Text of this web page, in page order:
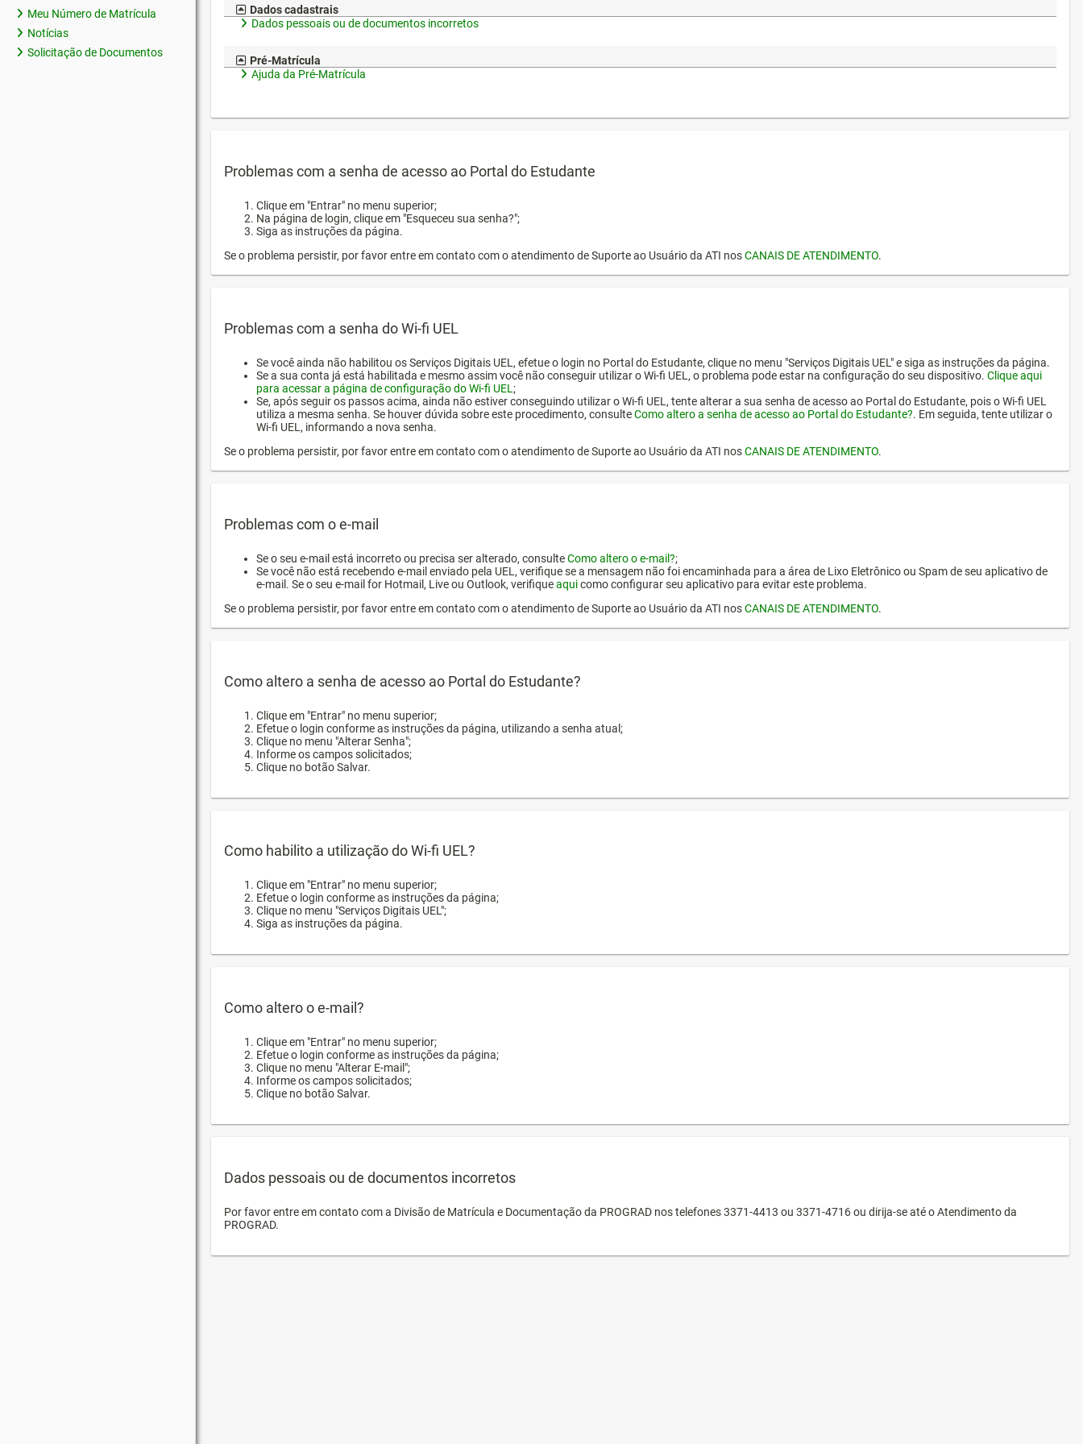
Meu Número de Matrícula
Notícias
Solicitação de Documentos
Dados cadastrais
Dados pessoais ou de documentos incorretos
Pré-Matrícula
Ajuda da Pré-Matrícula
Problemas com a senha de acesso ao Portal do Estudante
Clique em "Entrar" no menu superior;
Na página de login, clique em "Esqueceu sua senha?";
Siga as instruções da página.
Se o problema persistir, por favor entre em contato com o atendimento de Suporte ao Usuário da ATI nosCANAIS DE ATENDIMENTO.
Problemas com a senha do Wi-fi UEL
Se você ainda não habilitou os Serviços Digitais UEL, efetue o login no Portal do Estudante, clique no menu "Serviços Digitais UEL" e siga as instruções da página.
Se a sua conta já está habilitada e mesmo assim você não conseguir utilizar o Wi-fi UEL, o problema pode estar na configuração do seu dispositivo. Clique aqui
para acessar a página de configuração do Wi-fi UEL ;
Se, após seguir os passos acima, ainda não estiver conseguindo utilizar o Wi-fi UEL, tente alterar a sua senha de acesso ao Portal do Estudante, pois o Wi-fi UEL
utiliza a mesma senha. Se houver dúvida sobre este procedimento, consulteComo altero a senha de acesso ao Portal do Estudante?. Em seguida, tente utilizar o
Wi-fi UEL, informando a nova senha.
Se o problema persistir, por favor entre em contato com o atendimento de Suporte ao Usuário da ATI nosCANAIS DE ATENDIMENTO.
Problemas com o e-mail
Se o seu e-mail está incorreto ou precisa ser alterado, consulteComo altero o e-mail?;
Se você não está recebendo e-mail enviado pela UEL, verifique se a mensagem não foi encaminhada para a área de Lixo Eletrônico ou Spam de seu aplicativo de
e-mail. Se o seu e-mail for Hotmail, Live ou Outlook, verifiqueaquicomo configurar seu aplicativo para evitar este problema.
Se o problema persistir, por favor entre em contato com o atendimento de Suporte ao Usuário da ATI nosCANAIS DE ATENDIMENTO.
Como altero a senha de acesso ao Portal do Estudante?
Clique em "Entrar" no menu superior;
Efetue o login conforme as instruções da página, utilizando a senha atual;
Clique no menu "Alterar Senha";
Informe os campos solicitados;
Clique no botão Salvar.
Como habilito a utilização do Wi-fi UEL?
Clique em "Entrar" no menu superior;
Efetue o login conforme as instruções da página;
Clique no menu "Serviços Digitais UEL";
Siga as instruções da página.
Como altero o e-mail?
Clique em "Entrar" no menu superior;
Efetue o login conforme as instruções da página;
Clique no menu "Alterar E-mail";
Informe os campos solicitados;
Clique no botão Salvar.
Dados pessoais ou de documentos incorretos
Por favor entre em contato com a Divisão de Matrícula e Documentação da PROGRAD nos telefones 3371-4413 ou 3371-4716 ou dirija-se até o Atendimento da
PROGRAD.